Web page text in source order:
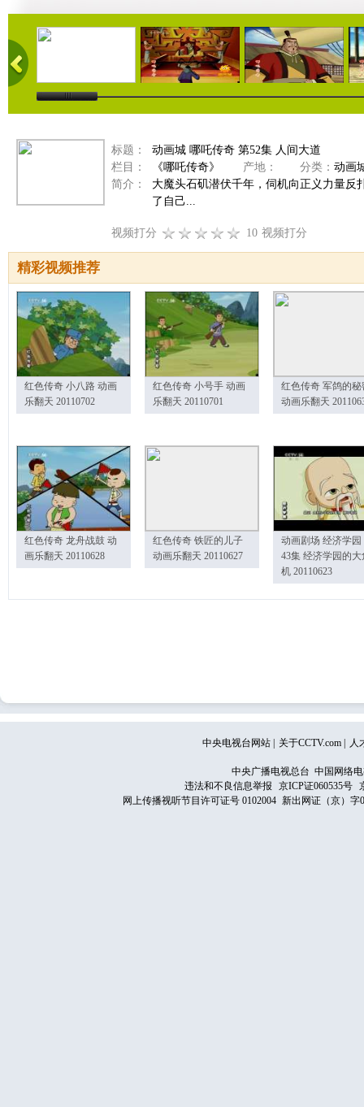
23:35 23:05 22:55
标题：
动画城 哪吒传奇 第52集 人间大道
栏目：
《哪吒传奇》 产地： 分类： 动画
简介：
大魔头石矶潜伏千年，伺机向正义力量反
了自己...
视频打分 10 视频打分
精彩视频推荐
红色传奇 小八路 动画
乐翻天 20110702
红色传奇 小号手 动画
乐翻天 20110701
红色传奇 军鸽的秘
动画乐翻天
红色传奇 龙舟战鼓 动
画乐翻天 20110628
红色传奇 铁匠的儿子
动画乐翻天 20110627
动画剧场 经济学园
43集 经济学园的大
机 20110623
中央电视台网站 关于CCTV.com 人
中央广播电视总台 中国网络
违法和不良信息举报
京ICP证060535号
网上传播视听节目许可证号 0102004 新出网证（京）